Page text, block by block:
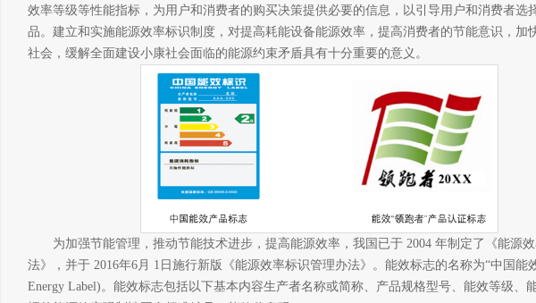
效率等级等性能指标，为用户和消费者的购买决策提供必要的信息，以引导用户和消费者选
品。建立和实施能源效率标识制度，对提高耗能设备能源效率，提高消费者的节能意识，加
社会，缓解全面建设小康社会面临的能源约束矛盾具有十分重要的意义。
为加强节能管理，推动节能技术进步，提高能源效率，我国已于 2004 年制定了《能源
法》，并于 2016年6月 1日施行新版《能源效率标识管理办法》。能效标志的名称为“中国能
Energy Label)。能效标志包括以下基本内容生产者名称或简称、产品规格型号、能效等级、